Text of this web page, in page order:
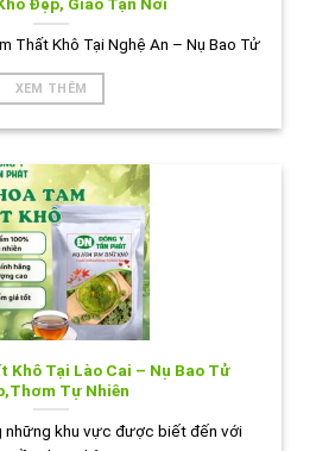
Thất Khô Tại Nghệ An – Nụ Bao Tử
XEM THÊM
Khô Tại Lào Cai – Nụ Bao Tử
Tự Nhiên
những khu vực được biết đến với